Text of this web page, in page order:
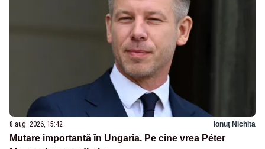
8 aug. 2026, 15:42 Ionuț Nichita
Mutare importantă în Ungaria. Pe cine vrea Péter